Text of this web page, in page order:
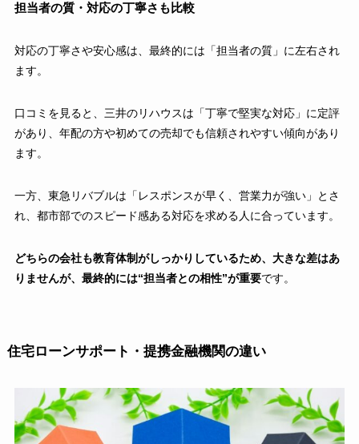
担当者の質・対応の丁寧さも比較
対応の丁寧さや安心感は、最終的には「担当者の質」に左右され
ます。
口コミを見ると、三井のリハウスは「丁寧で堅実な対応」に定評
があり、年配の方や初めての売却でも信頼されやすい傾向があり
ます。
一方、東急リバブルは「レスポンスが早く、営業力が強い」とさ
れ、都市部でのスピード感ある対応を求める人に合っています。
どちらの会社も教育体制がしっかりしているため、大きな差はあ
りませんが、最終的には“担当者との相性”が重要です。
住宅ローンサポート・提携金融機関の違い